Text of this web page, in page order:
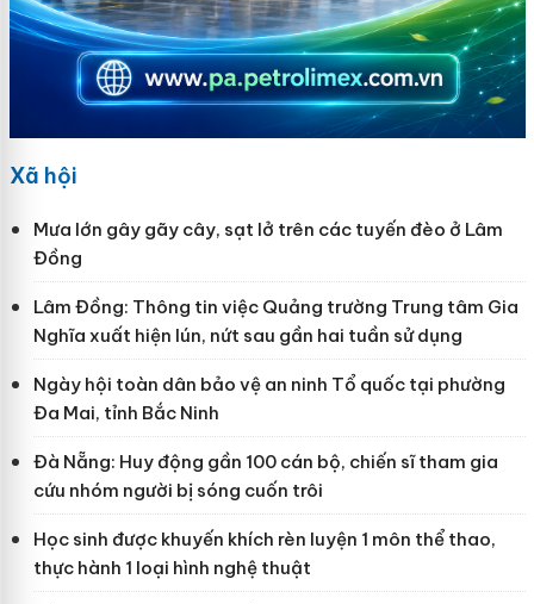
Xã hội
Mưa lớn gây gãy cây, sạt lở trên các tuyến đèo ở Lâm
Đồng
Lâm Đồng: Thông tin việc Quảng trường Trung tâm Gia
Nghĩa xuất hiện lún, nứt sau gần hai tuần sử dụng
Ngày hội toàn dân bảo vệ an ninh Tổ quốc tại phường
Đa Mai, tỉnh Bắc Ninh
Đà Nẵng: Huy động gần 100 cán bộ, chiến sĩ tham gia
cứu nhóm người bị sóng cuốn trôi
Học sinh được khuyến khích rèn luyện 1 môn thể thao,
thực hành 1 loại hình nghệ thuật